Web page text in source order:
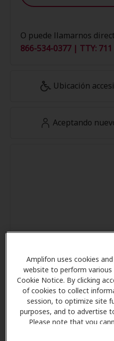
Amplifon uses cookies
website to perform
Cookie Notice. By clicking
of cookies to collect
session, to optimize site
purposes, and to advertise
Please note that you
O puede llamarnos
866-534-0377 | TTY: 711
Ubicación
Aceptando